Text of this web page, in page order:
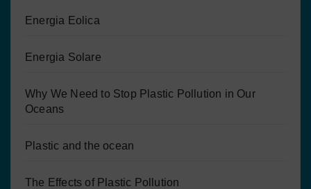
Energia Eolica
Energia Solare
Why We Need to Stop Plastic Pollution in Our
Oceans
Plastic and the ocean
The Effects of Plastic Pollution